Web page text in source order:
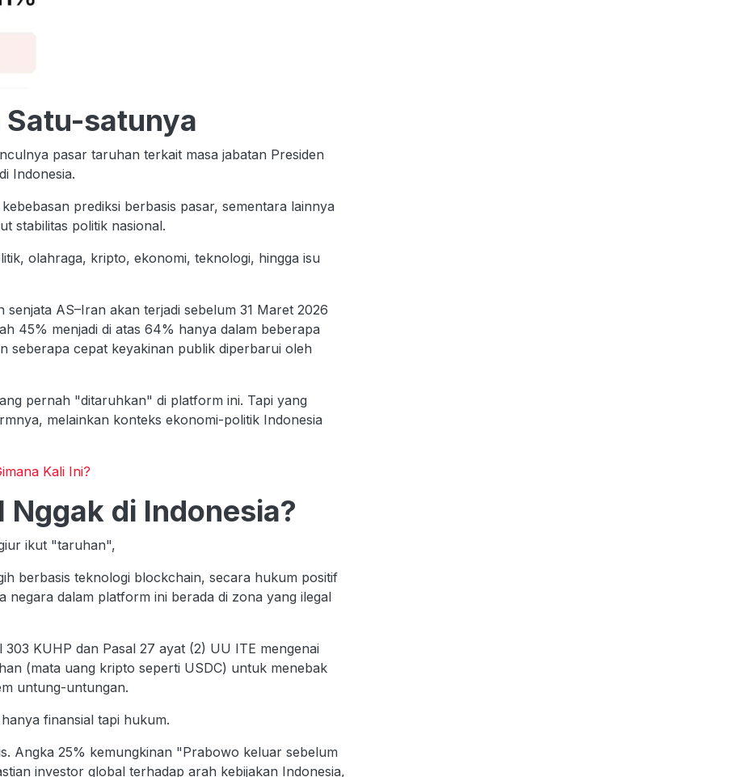
Satu-satunya
pasar taruhan terkait masa jabatan Presiden
Indonesia.
prediksi berbasis pasar, sementara lainnya
stabilitas politik nasional.
olahraga, kripto, ekonomi, teknologi, hingga isu
AS–Iran akan terjadi sebelum 31 Maret 2026
45% menjadi di atas 64% hanya dalam beberapa
seberapa cepat keyakinan publik diperbarui oleh
pernah "ditaruhkan" di platform ini. Tapi yang
melainkan konteks ekonomi-politik Indonesia
Kali Ini?
di Indonesia?
ikut "taruhan",
berbasis teknologi blockchain, secara hukum positif
dalam platform ini berada di zona yang ilegal
KUHP dan Pasal 27 ayat (2) UU ITE mengenai
(mata uang kripto seperti USDC) untuk menebak
untung-untungan.
finansial tapi hukum.
Angka 25% kemungkinan "Prabowo keluar sebelum
investor global terhadap arah kebijakan Indonesia,